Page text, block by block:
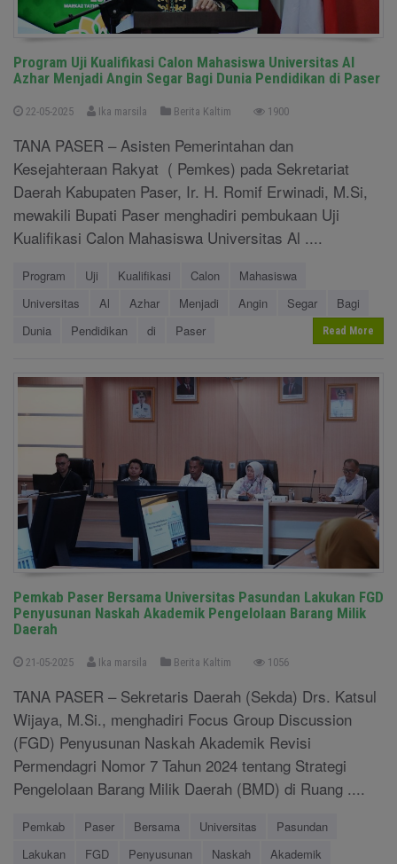
Program Uji Kualifikasi Calon Mahasiswa Universitas Al
Azhar Menjadi Angin Segar Bagi Dunia Pendidikan di Paser
22-05-2025 Ika marsila Berita Kaltim 1900
TANA PASER – Asisten Pemerintahan dan
Kesejahteraan Rakyat ( Pemkes) pada Sekretariat
Daerah Kabupaten Paser, Ir. H. Romif Erwinadi, M.Si,
mewakili Bupati Paser menghadiri pembukaan Uji
Kualifikasi Calon Mahasiswa Universitas Al ....
Program Uji Kualifikasi Calon
Mahasiswa
Universitas
Al Azhar Menjadi Angin Segar
Bagi
Dunia
Pendidikan di Paser Read More
Pemkab Paser Bersama Universitas Pasundan Lakukan FGD
Penyusunan Naskah Akademik Pengelolaan Barang Milik
Daerah
21-05-2025 Ika marsila Berita Kaltim 1056
TANA PASER – Sekretaris Daerah (Sekda) Drs. Katsul
Wijaya, M.Si., menghadiri Focus Group Discussion
(FGD) Penyusunan Naskah Akademik Revisi
Permendagri Nomor 7 Tahun 2024 tentang Strategi
Pengelolaan Barang Milik Daerah (BMD) di Ruang ....
Pemkab Paser Bersama Universitas
Pasundan
Lakukan
FGD Penyusunan Naskah
Akademik